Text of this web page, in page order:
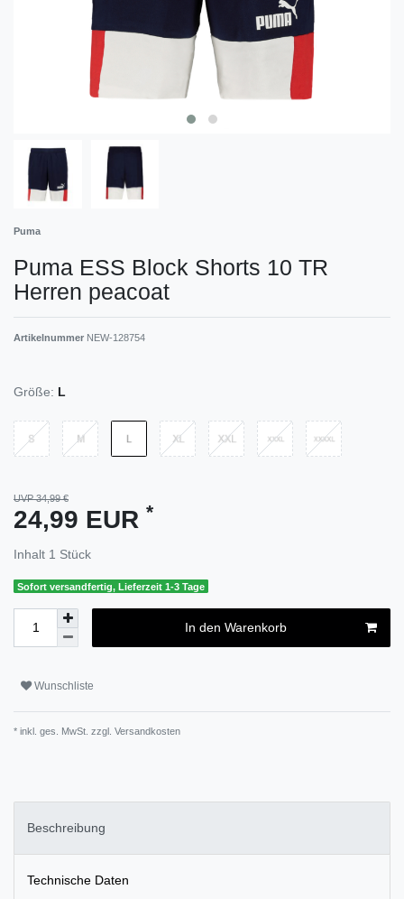
Puma
Puma ESS Block Shorts 10 TR
Herren peacoat
Artikelnummer NEW-128754
Größe: L
UVP 34,99 €
24,99 EUR *
Inhalt 1 Stück
Sofort versandfertig, Lieferzeit 1-3 Tage
In den Warenkorb
Wunschliste
* inkl. ges. MwSt. zzgl. Versandkosten
Beschreibung
Technische Daten